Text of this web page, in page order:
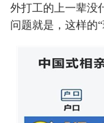
外打工的上一辈没
问题就是，这样的